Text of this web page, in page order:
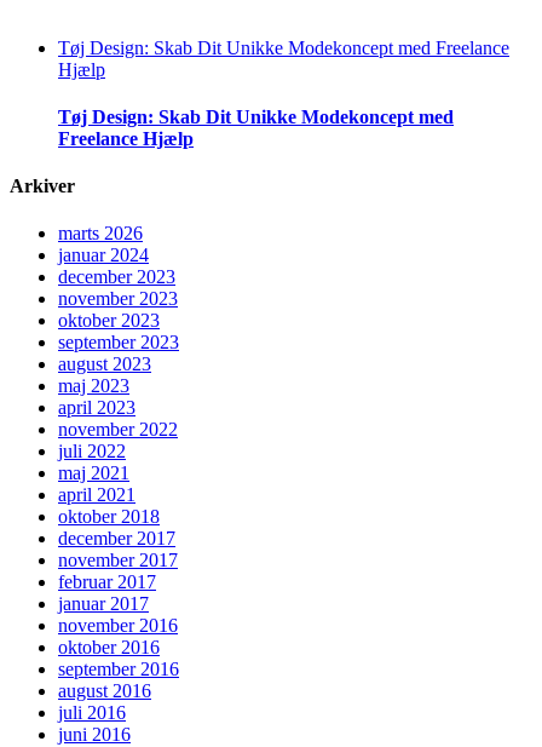
Tøj Design: Skab Dit Unikke Modekoncept med Freelance
Hjælp
Tøj Design: Skab Dit Unikke Modekoncept med
Freelance Hjælp
Arkiver
marts 2026
januar 2024
december 2023
november 2023
oktober 2023
september 2023
august 2023
maj 2023
april 2023
november 2022
juli 2022
maj 2021
april 2021
oktober 2018
december 2017
november 2017
februar 2017
januar 2017
november 2016
oktober 2016
september 2016
august 2016
juli 2016
juni 2016